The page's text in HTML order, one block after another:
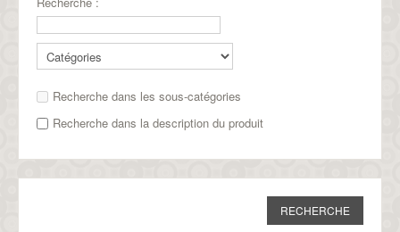
Recherche dans les sous-catégories
Recherche dans la description du produit